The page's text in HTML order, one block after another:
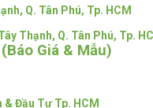
Q. Tân Phú, Tp. HCM
Thạnh, Q. Tân Phú, Tp.
Giá & Mẫu)
Đầu Tư Tp. HCM